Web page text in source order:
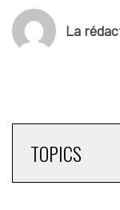
La
TOPICS